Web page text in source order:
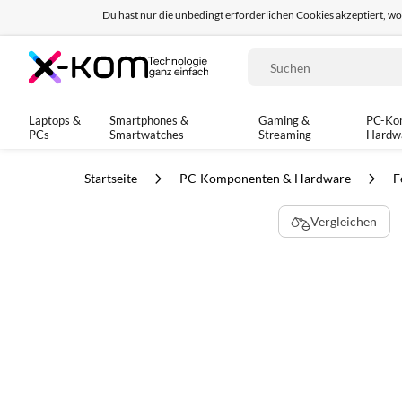
Du hast nur die unbedingt erforderlichen Cookies akzeptiert,
Seit 8 Jahren für dich da!
Laptops &
PCs
Smartphones &
Smartwatches
Gaming &
Streaming
PC-
Startseite PC-Komponenten & Hardware
Vergleichen